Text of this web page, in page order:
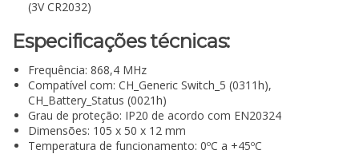
(3V CR2032)
Especificações técnicas:
Frequência: 868,4 MHz
Compatível com: CH_Generic Switch_5 (0311h),
CH_Battery_Status (0021h)
Grau de proteção: IP20 de acordo com EN20324
Dimensões: 105 x 50 x 12 mm
Temperatura de funcionamento: 0ºC a +45ºC